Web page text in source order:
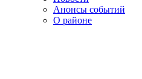
Анонсы событий
О районе